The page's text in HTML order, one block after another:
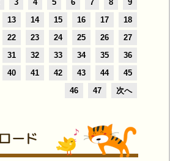
3 4 5 6 7 8
9
13 14 15 16 17
18
22 23 24 25 26
27
31 32 33 34 35
36
40 41 42 43 44
45
46
47 次へ